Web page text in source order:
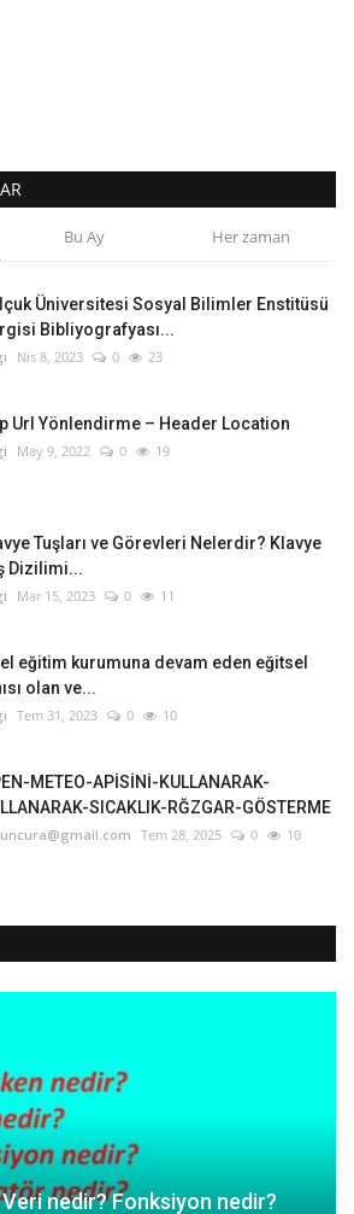
Bu Ay Her zaman
Üniversitesi Sosyal Bilimler Enstitüsü
Bibliyografyası...
Nis 8, 2023 0 23
Url Yönlendirme – Header Location
May 9, 2022 0 19
Tuşları ve Görevleri Nelerdir? Klavye
Dizilimi...
Mar 15, 2023 0 11
eğitim kurumuna devam eden eğitsel
olan ve...
Tem 31, 2023 0 10
METEO-APİSİNİ-KULLANARAK-
SICAKLIK-RĞZGAR-GÖSTERME
Tem 28, 2025 0 10
nedir? Fonksiyon nedir?